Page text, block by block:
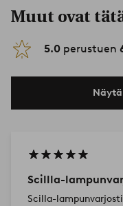
Muut ovat
5.0 perustuen
Scillla-
Scilla-